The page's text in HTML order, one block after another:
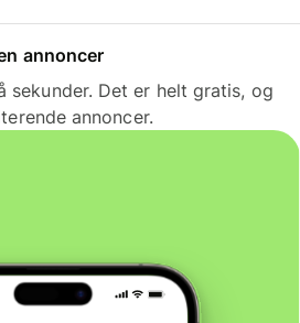
annoncer
sekunder. Det er helt gratis, og
annoncer.